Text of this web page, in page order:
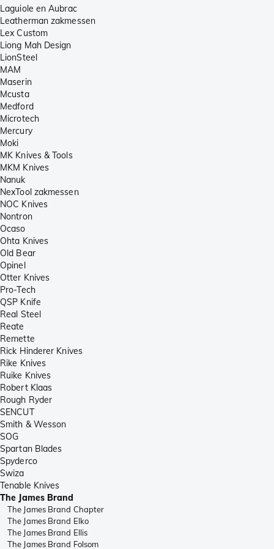
Laguiole en Aubrac
Leatherman zakmessen
Lex Custom
Liong Mah Design
LionSteel
MAM
Maserin
Mcusta
Medford
Microtech
Mercury
Moki
MK Knives & Tools
MKM Knives
Nanuk
NexTool zakmessen
NOC Knives
Nontron
Ocaso
Ohta Knives
Old Bear
Opinel
Otter Knives
Pro-Tech
QSP Knife
Real Steel
Reate
Remette
Rick Hinderer Knives
Rike Knives
Ruike Knives
Robert Klaas
Rough Ryder
SENCUT
Smith & Wesson
SOG
Spartan Blades
Spyderco
Swiza
Tenable Knives
The James Brand
The James Brand Chapter
The James Brand Elko
The James Brand Ellis
The James Brand Folsom